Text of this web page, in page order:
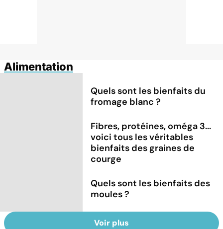
Alimentation
Quels sont les bienfaits du
fromage blanc ?
Fibres, protéines, oméga 3...
voici tous les véritables
bienfaits des graines de
courge
Quels sont les bienfaits des
moules ?
Voir plus